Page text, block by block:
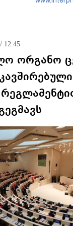
12:45
ორგანო